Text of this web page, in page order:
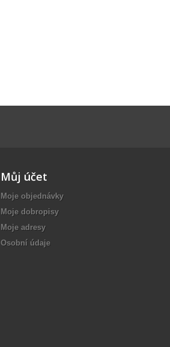
Můj účet
Moje objednávky
Moje dobropisy
Moje adresy
Osobní údaje